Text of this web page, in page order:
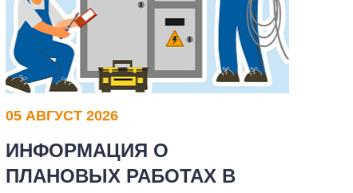
05 АВГУСТ 2026
ИНФОРМАЦИЯ О
ПЛАНОВЫХ РАБОТАХ В